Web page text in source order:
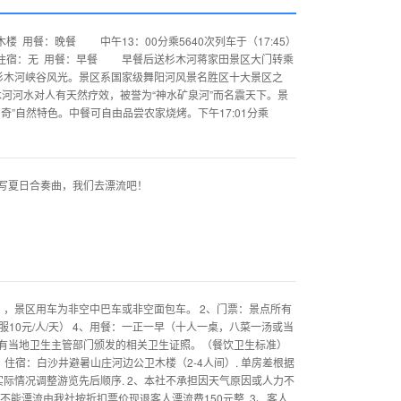
楼 用餐：晚餐 中午13：00分乘5640次列车于（17:45）
宿：无 用餐：早餐 早餐后送杉木河蒋家田景区大门转乘
河峡谷风光。景区系国家级舞阳河风景名胜区十大景区之
河水对人有天然疗效，被誉为“神水矿泉河”而名震天下。景
”自然特色。中餐可自由品尝农家烧烤。下午17:01分乘
日合奏曲，我们去漂流吧！
景区用车为非空中巴车或非空面包车。 2、门票：景点所有
元/人/天） 4、用餐：一正一早（十人一桌，八菜一汤或当
地卫生主管部门颁发的相关卫生证照。（餐饮卫生标准）
宿：白沙井避暑山庄河边公卫木楼（2-4人间）. 单房差根据
情况调整游览先后顺序. 2、本社不承担因天气原因或人力不
能漂流由我社按折扣票价现退客人漂流费150元整. 3、客人